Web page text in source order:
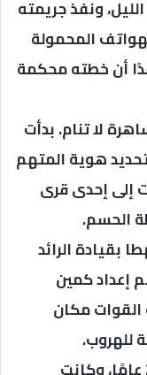
ونفذ جريمته
المحمولة
أن خطته محكمة
لا تنام. بدأت
هوية المتهم
إلى إحدى قرى
الحسم.
بقيادة الرائد
إعداد كمين
مكان
للهروب.
تبين أن المتهم يدعى “ياسر م.ع”، 26 عامًا، وكانت